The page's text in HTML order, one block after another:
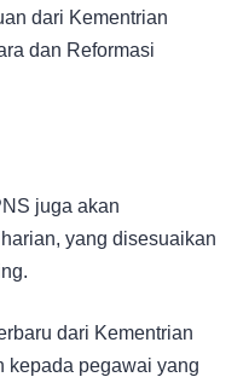
dari Kementrian
dan Reformasi
juga akan
yang disesuaikan
dari Kementrian
kepada pegawai yang